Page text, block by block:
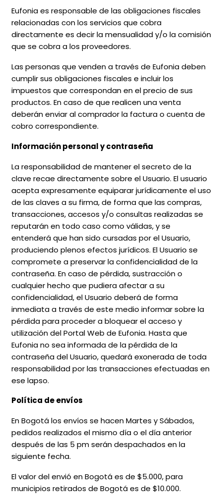
Eufonia es responsable de las obligaciones fiscales
relacionadas con los servicios que cobra
directamente es decir la mensualidad y/o la comisión
que se cobra a los proveedores.
Las personas que venden a través de Eufonia deben
cumplir sus obligaciones fiscales e incluir los
impuestos que correspondan en el precio de sus
productos. En caso de que realicen una venta
deberán enviar al comprador la factura o cuenta de
cobro correspondiente.
Información personal y contraseña
La responsabilidad de mantener el secreto de la
clave recae directamente sobre el Usuario. El usuario
acepta expresamente equiparar jurídicamente el uso
de las claves a su firma, de forma que las compras,
transacciones, accesos y/o consultas realizadas se
reputarán en todo caso como válidas, y se
entenderá que han sido cursadas por el Usuario,
produciendo plenos efectos jurídicos. El Usuario se
compromete a preservar la confidencialidad de la
contraseña. En caso de pérdida, sustracción o
cualquier hecho que pudiera afectar a su
confidencialidad, el Usuario deberá de forma
inmediata a través de este medio informar sobre la
pérdida para proceder a bloquear el acceso y
utilización del Portal Web de Eufonia. Hasta que
Eufonia no sea informada de la pérdida de la
contraseña del Usuario, quedará exonerada de toda
responsabilidad por las transacciones efectuadas en
ese lapso.
Política de envíos
En Bogotá los envíos se hacen Martes y Sábados,
pedidos realizados el mismo día o el día anterior
después de las 5 pm serán despachados en la
siguiente fecha.
El valor del envió en Bogotá es de $5.000, para
municipios retirados de Bogotá es de $10.000.